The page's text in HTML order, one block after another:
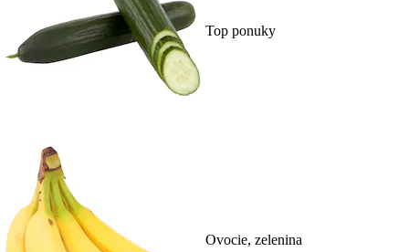
Top ponuky
Ovocie, zelenina